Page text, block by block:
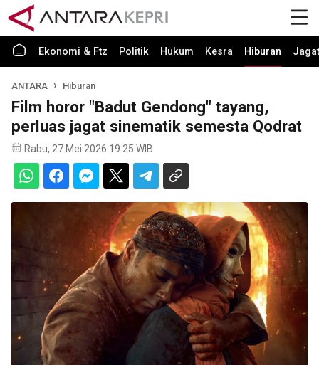
Ekonomi & Ftz Politik Hukum Kesra Hiburan Jagat
ANTARA Hiburan
Film horor "Badut Gendong" tayang,
perluas jagat sinematik semesta Qodrat
Rabu, 27 Mei 2026 19:25 WIB